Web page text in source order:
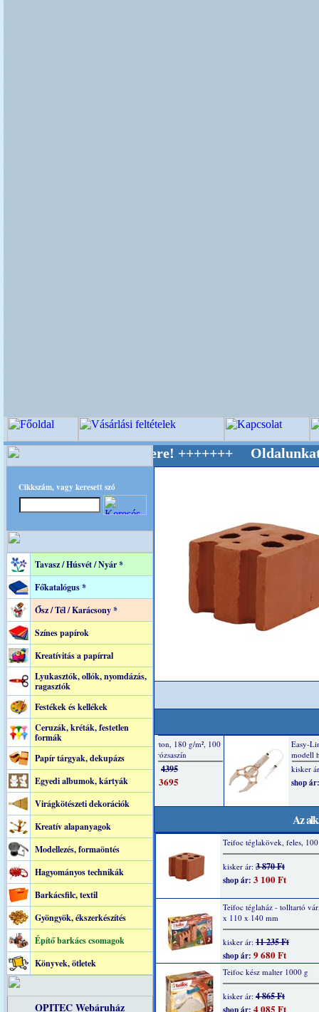
Cikkszám, vagy keresett szó
Tavasz / Húsvét / Nyár *
Főkatalógus *
Ősz / Tél / Karácsony *
Színes papírok
Kreatívitás a papírral
Lyukasztók, ollók, nyomdázás,
ragasztók
Festékek és kellékek
Ceruzák, kréták, festetlen
formák
Papír tárgyak, dekupázs
Egyedi albumok, kártyák
Virágkötészeti dekorációk
Kreatív alapanyagok
Modellezés, formaöntés
Hagyományos technikák
Barkácsfilc, textil
Gyöngyök, ékszerkészítés
Építő barkács csomagok
Könyvek, ötletek
OPITEC Webáruház
Világ Mestere! +++++++ Oldalunkat
Az
Teifoc téglakövek, feles,
kisker ár: 3 870 Ft
shop ár: 3 100 Ft
Teifoc téglaház - tolltartó
x 110 x 140 mm
kisker ár: 11 235 Ft
shop ár: 9 680 Ft
Teifoc kész malter 1000 g
kisker ár: 4 865 Ft
4 085 Ft